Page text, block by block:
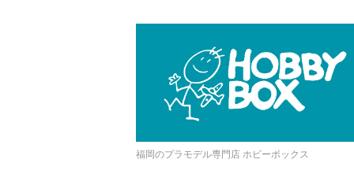
福岡のプラモデル専門店 ホビーボックス